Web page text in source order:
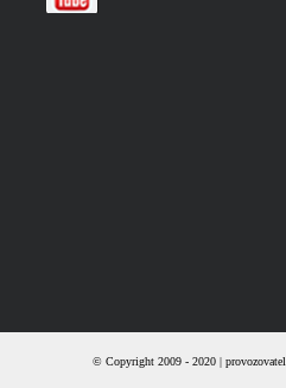
© Copyright 2009 - 2020 | provozovatel